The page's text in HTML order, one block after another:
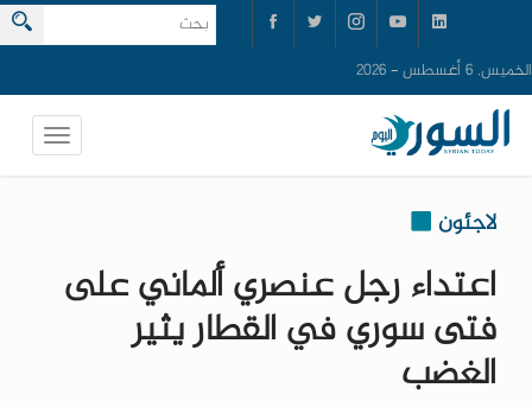
الخميس, 6 أغسطس - 2026
لاجئون
اعتداء رجل عنصري ألماني على
فتى سوري في القطار يثير
الغضب